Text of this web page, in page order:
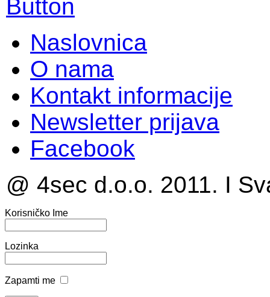
Naslovnica
O nama
Kontakt informacije
Newsletter prijava
Facebook
@ 4sec d.o.o. 2011. I
Korisničko Ime
Lozinka
Zapamti me